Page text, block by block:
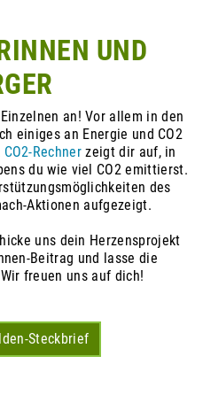
UND
an! Vor allem in den
einiges an Energie und CO2
Rechner zeigt dir auf, in
du wie viel CO2 emittierst.
des
Aktionen aufgezeigt.
uns dein Herzensprojekt
Beitrag und lasse die
freuen uns auf dich!
Steckbrief